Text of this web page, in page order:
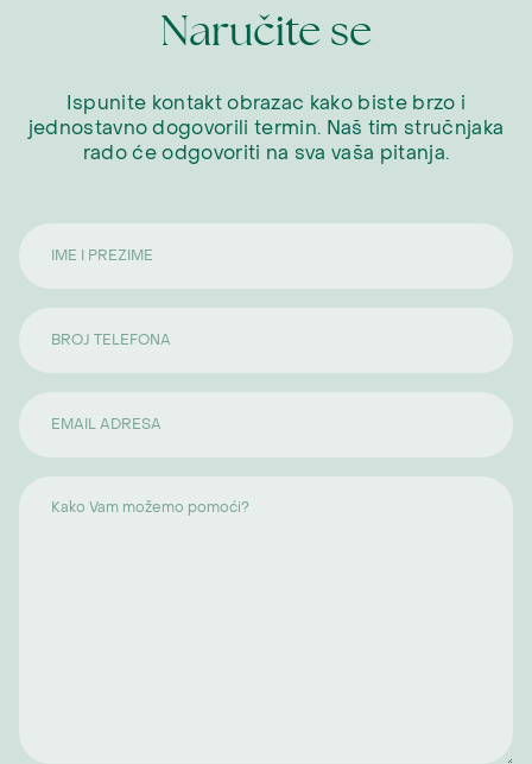
Naručite se
Ispunite kontakt obrazac kako biste brzo i
jednostavno dogovorili termin. Naš tim stručnjaka
rado će odgovoriti na sva vaša pitanja.